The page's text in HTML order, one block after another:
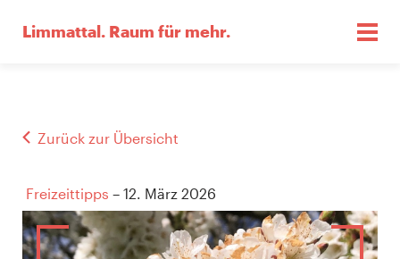
Limmattal. Raum für mehr.
Zurück zur Übersicht
Freizeittipps – 12. März 2026